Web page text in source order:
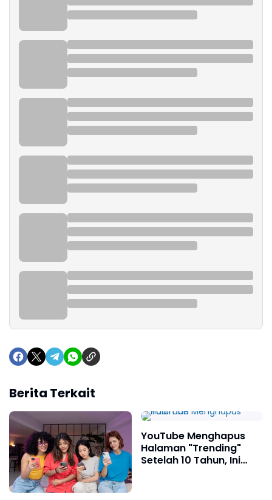
Berita Terkait
YouTube Menghapus
Halaman "Trending"
Setelah 10 Tahun, Ini